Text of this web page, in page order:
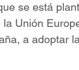
se está
Unión
a adoptar